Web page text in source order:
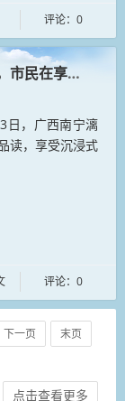
评论：0
市民在享受沉浸
，广西南宁漓
读，享受沉浸式
评论：0
下一页 末页
点击查看更多